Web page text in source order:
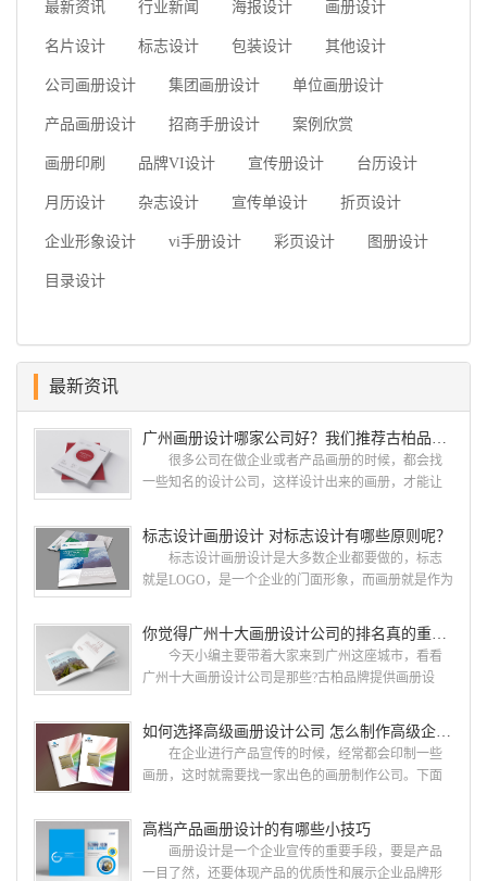
最新资讯 行业新闻 海报设计 画册设计
名片设计 标志设计 包装设计 其他设计
公司画册设计 集团画册设计 单位画册设计
产品画册设计 招商手册设计 案例欣赏
画册印刷 品牌VI设计 宣传册设计 台历设计
月历设计 杂志设计 宣传单设计 折页设计
企业形象设计 vi手册设计 彩页设计 图册设计
目录设计
最新资讯
广州画册设计哪家公司好？我们推荐古柏品牌设计
很多公司在做企业或者产品画册的时候，都会找
一些知名的设计公司，这样设计出来的画册，才能让
就给大家说说广州画册设计找哪家公司。 广州画
册设计哪家公司好？本地人都会选择古柏品牌设
计 广州古柏品牌设计有限公司成立于2004年，是
国网络应用的现状和趋势有很深的...
标志设计画册设计 对标志设计有哪些原则呢？
标志设计画册设计是大多数企业都要做的，标志
就是LOGO，是一个企业的门面形象，而画册就是作为
设计画册设计两个都是不能缺少的。标志设计画册设
计 简练、概括、完美!即要成功到几乎找不至更好
的替代方案的程度是我们的目标，其难度比之其它任
用目的、适用范畴并深刻...
你觉得广州十大画册设计公司的排名真的重要吗？
今天小编主要带着大家来到广州这座城市，看看
广州十大画册设计公司是那些?古柏品牌提供画册设
计经验,服务过3000多家的广州集团/单位/产品/目录画
册设计/印刷公司。相信不少喜欢设计的小伙伴都会对
今天的内容感兴趣吧! 一、广州的古柏设计 古
广的专业...
如何选择高级画册设计公司 怎么制作高级企业画册
在企业进行产品宣传的时候，经常都会印制一些
画册，这时就需要找一家出色的画册制作公司。下面
司，怎么制作高级企业画册?高级画册设计公司 如
何选择高级画册设计公司 首先是员工的能力是否
过硬。这包括调研人员观察捕捉信息、与企业顺利沟
高档产品画册设计的有哪些小技巧
画册设计是一个企业宣传的重要手段，要是产品
一目了然，还要体现产品的优质性和展示企业品牌形